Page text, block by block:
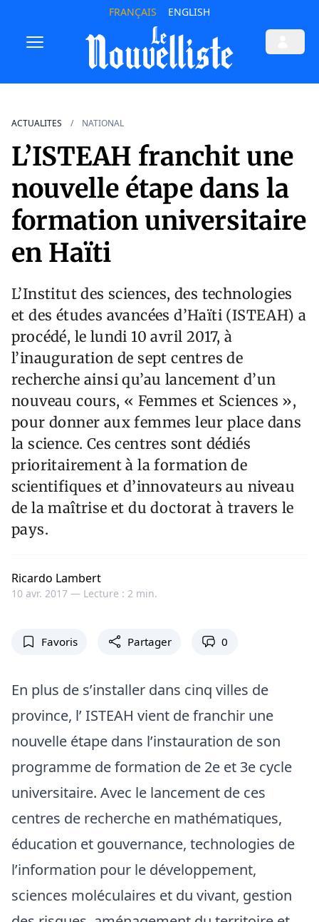
FRANÇAIS ENGLISH
ACTUALITES NATIONAL
L’ISTEAH franchit une
nouvelle étape dans la
formation universitaire
en Haïti
L’Institut des sciences, des technologies
et des études avancées d’Haïti (ISTEAH) a
procédé, le lundi 10 avril 2017, à
l’inauguration de sept centres de
recherche ainsi qu’au lancement d’un
nouveau cours, « Femmes et Sciences »,
pour donner aux femmes leur place dans
la science. Ces centres sont dédiés
prioritairement à la formation de
scientifiques et d’innovateurs au niveau
de la maîtrise et du doctorat à travers le
pays.
Ricardo Lambert
10 avr. 2017 — Lecture : 2 min.
Favoris Partager 0
En plus de s’installer dans cinq villes de
province, l’ ISTEAH vient de franchir une
nouvelle étape dans l’instauration de son
programme de formation de 2e et 3e cycle
universitaire. Avec le lancement de ces
centres de recherche en mathématiques,
éducation et gouvernance, technologies de
l’information pour le développement,
sciences moléculaires et du vivant, gestion